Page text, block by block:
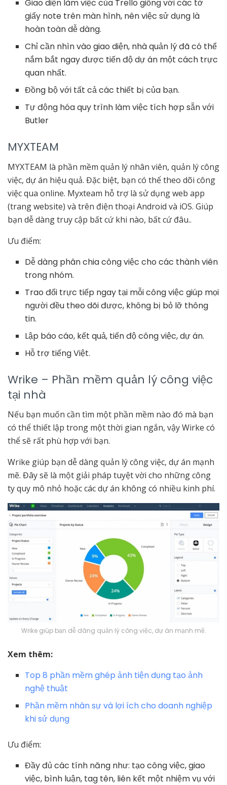
Giao diện làm việc của Trello giống với các tờ
giấy note trên màn hình, nên việc sử dụng là
hoàn toàn dễ dàng.
Chỉ cần nhìn vào giao diện, nhà quản lý đã có thể
nắm bắt ngay được tiến độ dự án một cách trực
quan nhất.
Đồng bộ với tất cả các thiết bị của bạn.
Tự động hóa quy trình làm việc tích hợp sẵn với
Butler
MYXTEAM
MYXTEAM là phần mềm quản lý nhân viên, quản lý công
việc, dự án hiệu quả. Đặc biệt, bạn có thể theo dõi công
việc qua online. Myxteam hỗ trợ là sử dụng web app
(trang website) và trên điện thoại Android và iOS. Giúp
bạn dễ dàng truy cập bất cứ khi nào, bất cứ đâu..
Ưu điểm:
Dễ dàng phân chia công việc cho các thành viên
trong nhóm.
Trao đổi trực tiếp ngay tại mỗi công việc giúp mọi
người đều theo dõi được, không bị bỏ lỡ thông
tin.
Lập báo cáo, kết quả, tiến độ công việc, dự án.
Hỗ trợ tiếng Việt.
Wrike – Phần mềm quản lý công việc
tại nhà
Nếu bạn muốn cần tìm một phần mềm nào đó mà bạn
có thể thiết lập trong một thời gian ngắn, vậy Wirke có
thể sẽ rất phù hợp với bạn.
Wrike giúp bạn dễ dàng quản lý công việc, dự án mạnh
mẽ. Đây sẽ là một giải pháp tuyệt vời cho những công
ty quy mô nhỏ hoặc các dự án không có nhiều kinh phí.
Wrike giúp bạn dễ dàng quản lý công việc, dự án mạnh mẽ.
Xem thêm:
Top 8 phần mềm ghép ảnh tiện dụng tạo ảnh
nghệ thuật
Phần mềm nhân sự và lợi ích cho doanh nghiệp
khi sử dụng
Ưu điểm:
Đầy đủ các tính năng như: tạo công việc, giao
việc, bình luận, tag tên, liên kết một nhiệm vụ với